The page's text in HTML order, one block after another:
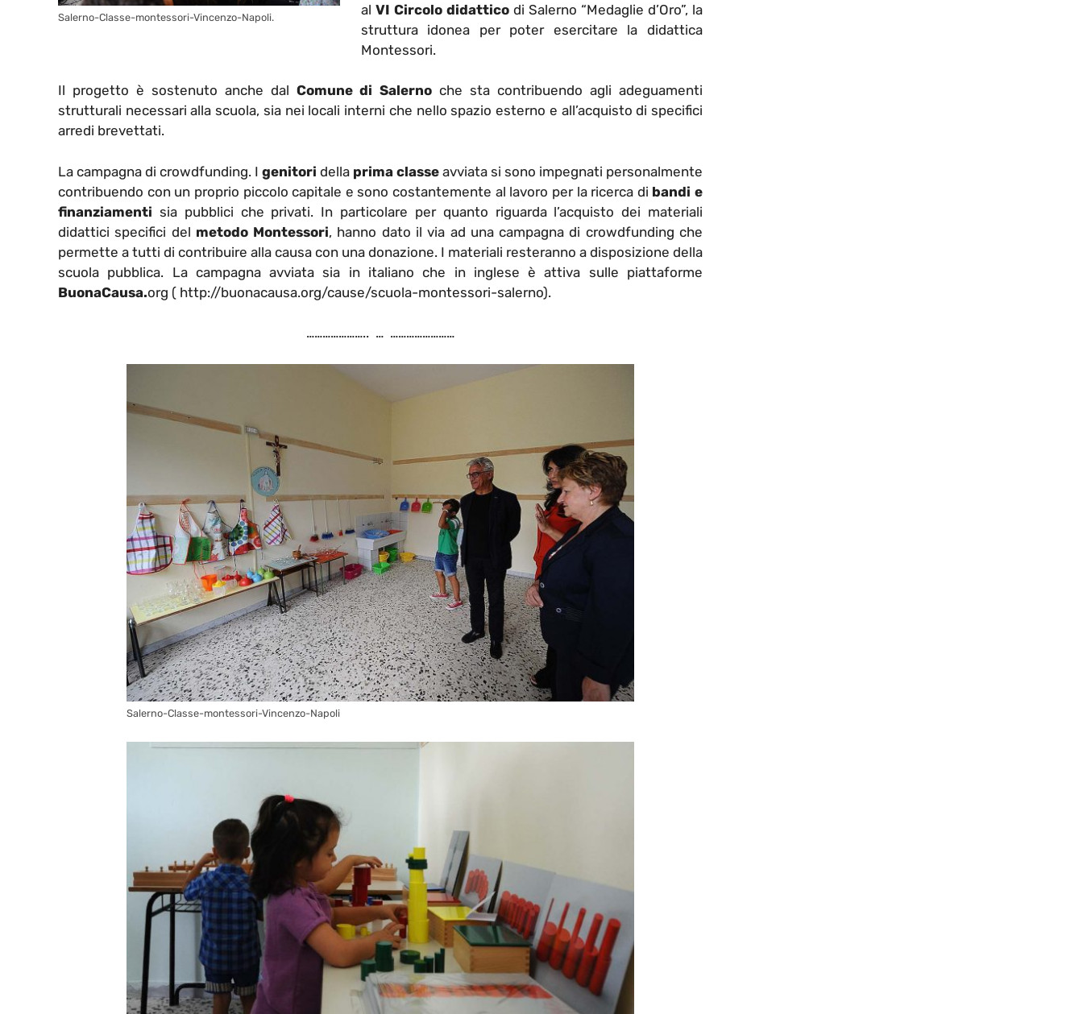
Salerno-Classe-montessori-Vincenzo-Napoli.
al VI Circolo didatticodi Salerno “Medaglie d’Oro”, la
struttura idonea per poter esercitare la didattica
Montessori.
Il progetto è sostenuto anche dal Comune di Salerno che sta contribuendo agli adeguamenti
strutturali necessari alla scuola, sia nei locali interni che nello spazio esterno e all’acquisto di specifici
arredi brevettati.
La campagna di crowdfunding. I genitori della prima classe avviata si sono impegnati personalmente
contribuendo con un proprio piccolo capitale e sono costantemente al lavoro per la ricerca di bandi e
finanziamenti sia pubblici che privati. In particolare per quanto riguarda l’acquisto dei materiali
didattici specifici del metodo Montessori, hanno dato il via ad una campagna di crowdfunding che
permette a tutti di contribuire alla causa con una donazione. I materiali resteranno a disposizione della
scuola pubblica. La campagna avviata sia in italiano che in inglese è attiva sulle piattaforme
BuonaCausa.org ( http://buonacausa.org/cause/scuola-montessori-salerno).
………………….. … ……………………
Salerno-Classe-montessori-Vincenzo-Napoli